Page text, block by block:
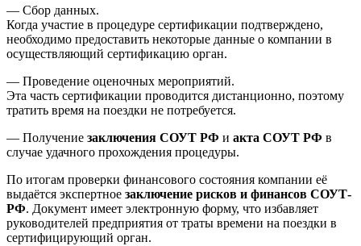
— Сбор данных.
Когда участие в процедуре сертификации подтверждено,
необходимо предоставить некоторые данные о компании в
осуществляющий сертификацию орган.
— Проведение оценочных мероприятий.
Эта часть сертификации проводится дистанционно, поэтому
тратить время на поездки не потребуется.
— Получение заключения СОУТ РФ и акта СОУТ РФ в
случае удачного прохождения процедуры.
По итогам проверки финансового состояния компании её
выдаётся экспертное заключение рисков и финансов СОУТ-
РФ. Документ имеет электронную форму, что избавляет
руководителей предприятия от траты времени на поездки в
сертифицирующий орган.